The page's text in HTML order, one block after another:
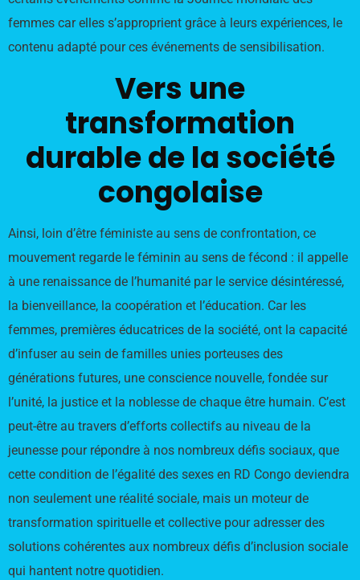
femmes car elles s’approprient grâce à leurs expériences, le
contenu adapté pour ces événements de sensibilisation.
Vers une
transformation
durable de la société
congolaise
Ainsi, loin d’être féministe au sens de confrontation, ce
mouvement regarde le féminin au sens de fécond : il appelle
à une renaissance de l’humanité par le service désintéressé,
la bienveillance, la coopération et l’éducation. Car les
femmes, premières éducatrices de la société, ont la capacité
d’infuser au sein de familles unies porteuses des
générations futures, une conscience nouvelle, fondée sur
l’unité, la justice et la noblesse de chaque être humain. C’est
peut-être au travers d’efforts collectifs au niveau de la
jeunesse pour répondre à nos nombreux défis sociaux, que
cette condition de l’égalité des sexes en RD Congo deviendra
non seulement une réalité sociale, mais un moteur de
transformation spirituelle et collective pour adresser des
solutions cohérentes aux nombreux défis d’inclusion sociale
qui hantent notre quotidien.